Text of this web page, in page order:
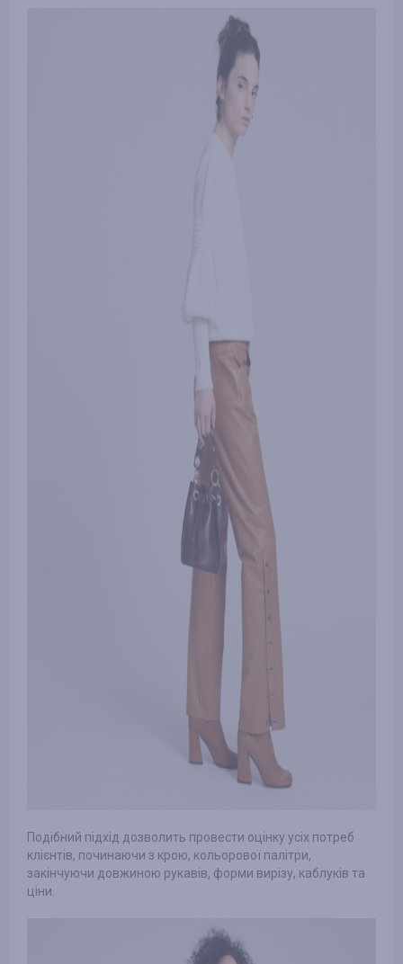
Подібний підхід дозволить провести оцінку усіх потреб
клієнтів, починаючи з крою, кольорової палітри,
закінчуючи довжиною рукавів, форми вирізу, каблуків та
ціни.